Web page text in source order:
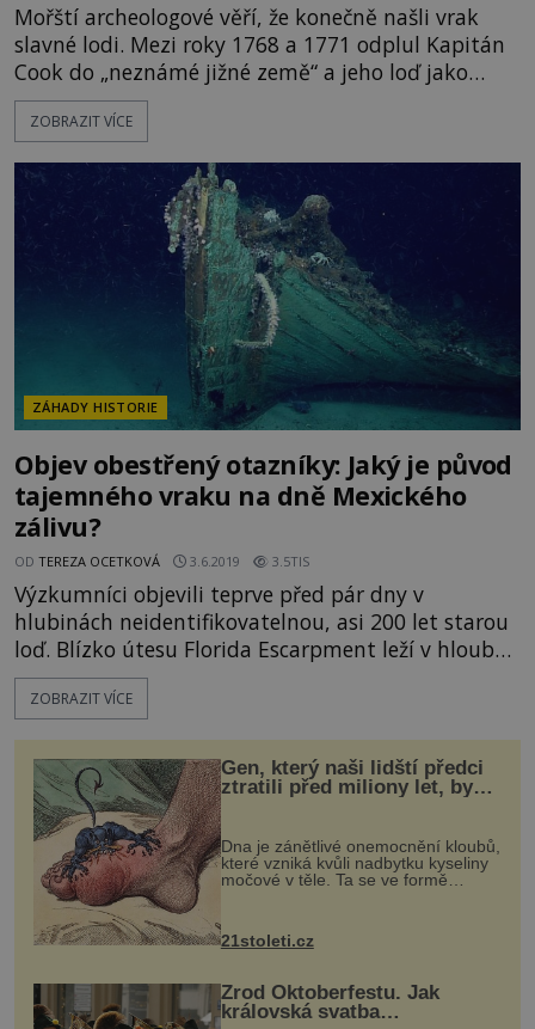
Mořští archeologové věří, že konečně našli vrak
slavné lodi. Mezi roky 1768 a 1771 odplul Kapitán
Cook do „neznámé jižné země“ a jeho loď jako
první dosáhla pobřeží Austrálie. Po celá staletí
zůstalo konečné místo odpočinku kultovní lodi
důkazů naznačujících, že loď odpočívá na dně
Newport Harbor na Rhode Islandu. Několikaleté
čekání „Nemyslíme
ZOBRAZIT VÍCE
ZÁHADY HISTORIE
Objev obestřený otazníky: Jaký je původ
tajemného vraku na dně Mexického
zálivu?
OD TEREZA OCETKOVÁ 3.6.2019 3.5TIS
Výzkumníci objevili teprve před pár dny v
hlubinách neidentifikovatelnou, asi 200 let starou
loď. Blízko útesu Florida Escarpment leží v hloubce
více než 500 metrů vrak lodi, kterou objevili vědci
během testování dálkově ovládaného výzkumného
prozatím neví. Číslo 2109 je zatím je
ZOBRAZIT VÍCE
Gen, který naši lidští předci
ztratili před miliony let, by
mohl pomoci s léčbou
„nemoci králů“
Dna je zánětlivé onemocnění kloubů,
které vzniká kvůli nadbytku kyseliny
močové v těle. Ta se ve formě
nohou, a způsobuje bole...
21stoleti.cz
Zrod Oktoberfestu. Jak
královská svatba